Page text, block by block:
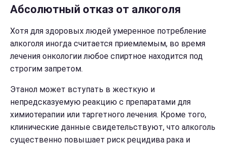
Абсолютный отказ от алкоголя
Хотя для здоровых людей умеренное потребление
алкоголя иногда считается приемлемым, во время
лечения онкологии любое спиртное находится под
строгим запретом.
Этанол может вступать в жесткую и
непредсказуемую реакцию с препаратами для
химиотерапии или таргетного лечения. Кроме того,
клинические данные свидетельствуют, что алкоголь
существенно повышает риск рецидива рака и